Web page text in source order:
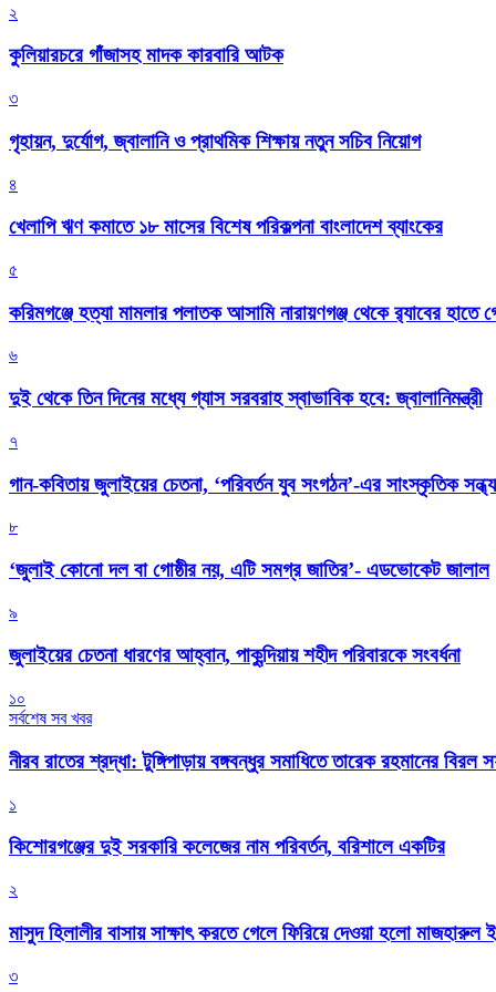
২
কুলিয়ারচরে গাঁজাসহ মাদক কারবারি আটক
৩
গৃহায়ন, দুর্যোগ, জ্বালানি ও প্রাথমিক শিক্ষায় নতুন সচিব নিয়োগ
৪
খেলাপি ঋণ কমাতে ১৮ মাসের বিশেষ পরিকল্পনা বাংলাদেশ ব্যাংকের
৫
করিমগঞ্জে হত্যা মামলার পলাতক আসামি নারায়ণগঞ্জ থেকে র‌্যাবের হাতে
৬
দুই থেকে তিন দিনের মধ্যে গ্যাস সরবরাহ স্বাভাবিক হবে: জ্বালানিমন্ত্রী
৭
গান-কবিতায় জুলাইয়ের চেতনা, ‘পরিবর্তন যুব সংগঠন’-এর সাংস্কৃতিক
৮
‘জুলাই কোনো দল বা গোষ্ঠীর নয়, এটি সমগ্র জাতির’- এডভোকেট জালাল
৯
জুলাইয়ের চেতনা ধারণের আহ্বান, পাকুন্দিয়ায় শহীদ পরিবারকে সংবর্ধনা
১০
সর্বশেষ সব খবর
নীরব রাতের শ্রদ্ধা: টুঙ্গিপাড়ায় বঙ্গবন্ধুর সমাধিতে তারেক রহমানের বিরল
১
কিশোরগঞ্জের দুই সরকারি কলেজের নাম পরিবর্তন, বরিশালে একটির
২
মাসুদ হিলালীর বাসায় সাক্ষাৎ করতে গেলে ফিরিয়ে দেওয়া হলো মাজহারুল
৩